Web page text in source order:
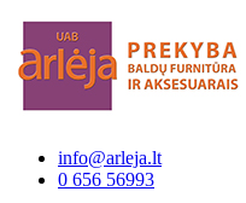
info@arleja.lt
0 656 56993